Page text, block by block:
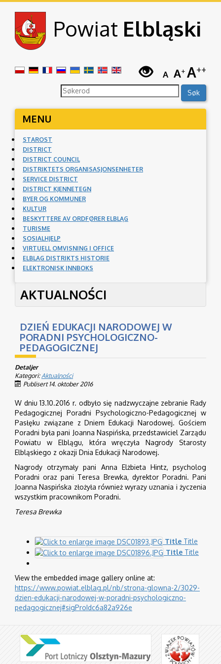
Powiat Elbląski
A A+ A++
Kontrast
søk …
Søk
MENU
STAROST
DISTRICT
DISTRICT COUNCIL
DISTRIKTETS ORGANISASJONSENHETER
SERVICE DISTRICT
DISTRICT KJENNETEGN
BYER OG KOMMUNER
KULTUR
BESKYTTERE AV ORDFØRER ELBLĄG
TURISME
SOSIALHJELP
VIRTUELL OMVISNING I OFFICE
ELBLAG DISTRIKTS HISTORIE
ELEKTRONISK INNBOKS
AKTUALNOŚCI
DZIEŃ EDUKACJI NARODOWEJ W
PORADNI PSYCHOLOGICZNO-
PEDAGOGICZNEJ
Detaljer
Kategori:Aktualności
Publisert 14. oktober 2016
W dniu 13.10.2016 r. odbyło się nadzwyczajne zebranie Rady
Pedagogicznej Poradni Psychologiczno-Pedagogicznej w
Pasłęku związane z Dniem Edukacji Narodowej. Gościem
Poradni była pani Joanna Naspińska, przedstawiciel Zarządu
Powiatu w Elblągu, która wręczyła Nagrody Starosty
Elbląskiego z okazji Dnia Edukacji Narodowej.
Nagrody otrzymały pani Anna Elżbieta Hintz, psycholog
Poradni oraz pani Teresa Brewka, dyrektor Poradni. Pani
Joanna Naspińska złożyła również wyrazy uznania i życzenia
wszystkim pracownikom Poradni.
Teresa Brewka
Title Title
Title Title
View the embedded image gallery online at:
https://www.powiat.elblag.pl/nb/strona-glowna-2/3029-
dzien-edukacji-narodowej-w-poradni-psychologiczno-
pedagogicznej#sigProIdc6a82a926e